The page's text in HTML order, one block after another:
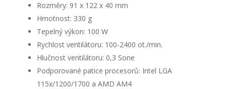
Rozměry: 91 x 122 x 40 mm
Hmotnost: 330 g
Tepelný výkon: 100 W
Rychlost ventilátoru: 100-2400 ot./min.
Hlučnost ventilátoru: 0,3 Sone
Podporované patice procesorů: Intel LGA
115x/1200/1700 a AMD AM4